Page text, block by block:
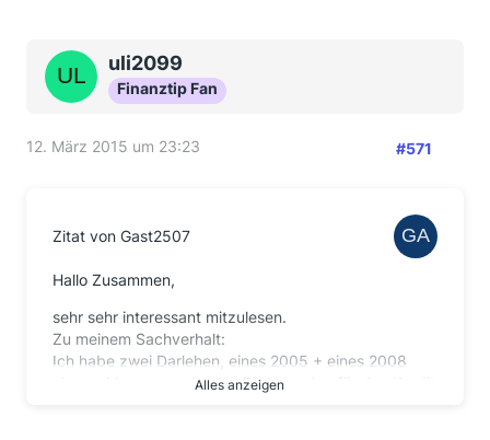
uli2099
Finanztip Fan
12. März 2015 um 23:23 #571
Zitat von Gast2507
Hallo Zusammen,
sehr sehr interessant mitzulesen.
Zu meinem Sachverhalt:
Ich habe zwei Darlehen, eines 2005 + eines 2008
abgeschlossen sowie eine Prolongation für den Kredit
Alles anzeigen